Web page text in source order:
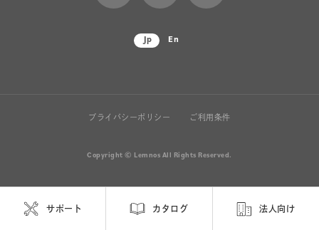
Jp En
プライバシーポリシー ご利用条件
Copyright © Lemnos All Rights Reserved.
サポート カタログ 法人向け